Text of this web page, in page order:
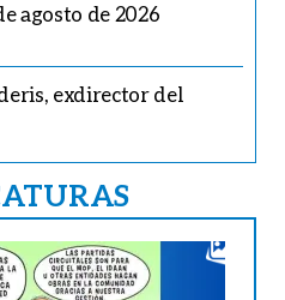
agosto de 2026
exdirector del